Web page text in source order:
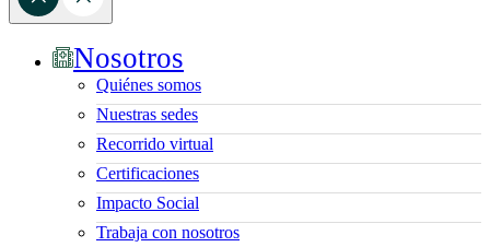
Nosotros
Quiénes somos
Nuestras sedes
Recorrido virtual
Certificaciones
Impacto Social
Trabaja con nosotros